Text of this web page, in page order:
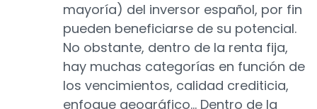
mayoría) del inversor español, por fin
pueden beneficiarse de su potencial.
No obstante, dentro de la renta fija,
hay muchas categorías en función de
los vencimientos, calidad crediticia,
enfoque geográfico… Dentro de la